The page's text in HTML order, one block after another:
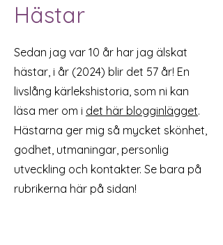
Hästar
Sedan jag var 10 år har jag älskat
hästar, i år (2024) blir det 57 år! En
livslång kärlekshistoria, som ni kan
läsa mer om i det här blogginlägget.
Hästarna ger mig så mycket skönhet,
godhet, utmaningar, personlig
utveckling och kontakter. Se bara på
rubrikerna här på sidan!